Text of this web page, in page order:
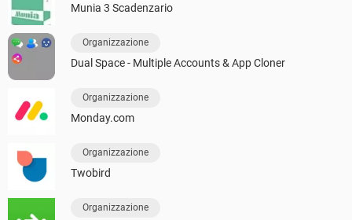
Munia 3 Scadenzario
Organizzazione
Dual Space - Multiple Accounts & App Cloner
Organizzazione
Monday.com
Organizzazione
Twobird
Organizzazione